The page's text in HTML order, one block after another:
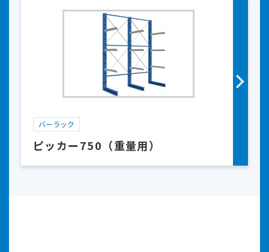
バーラック
ピッカー750（重量用）